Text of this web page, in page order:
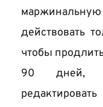
действовать
чтобы
90 дней,